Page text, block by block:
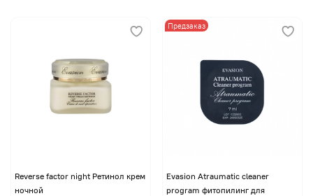
Reverse factor night Ретинол крем
ночной
Предзаказ
Evasion Atraumatic cleaner
program фитопилинг для